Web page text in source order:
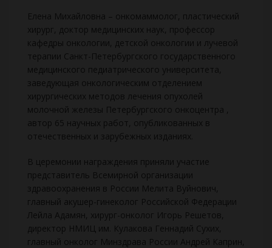
Елена Михайловна – онкомаммолог, пластический
хирург, доктор медицинских наук, профессор
кафедры онкологии, детской онкологии и лучевой
терапии Санкт-Петербургского государственного
медицинского педиатрического университета,
заведующая онкологическим отделением
хирургических методов лечения опухолей
молочной железы Петербургского онкоцентра ,
автор 65 научных работ, опубликованных в
отечественных и зарубежных изданиях.
В церемонии награждения приняли участие
представитель Всемирной организации
здравоохранения в России Мелита Вуйнович,
главный акушер-гинеколог Российской Федерации
Лейла Адамян, хирург-онколог Игорь Решетов,
директор НМИЦ им. Кулакова Геннадий Сухих,
главный онколог Минздрава России Андрей Каприн,